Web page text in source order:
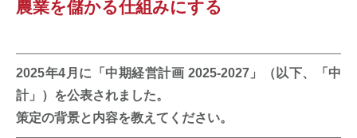
農業を儲かる仕組みにする
2025年4月に「中期経営計画 2025-2027」（以下、「中
計」）を公表されました。
策定の背景と内容を教えてください。